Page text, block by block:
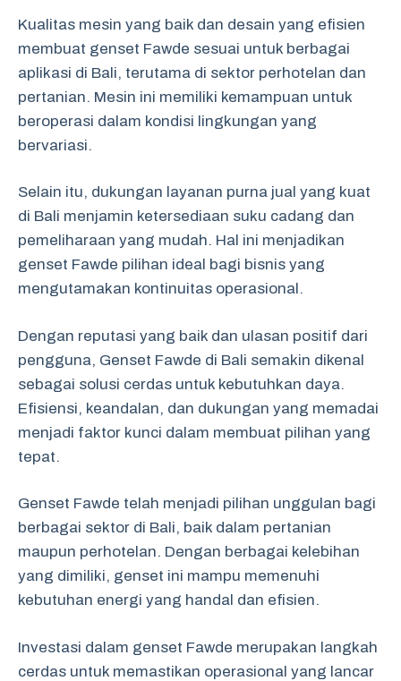
Kualitas mesin yang baik dan desain yang efisien
membuat genset Fawde sesuai untuk berbagai
aplikasi di Bali, terutama di sektor perhotelan dan
pertanian. Mesin ini memiliki kemampuan untuk
beroperasi dalam kondisi lingkungan yang
bervariasi.
Selain itu, dukungan layanan purna jual yang kuat
di Bali menjamin ketersediaan suku cadang dan
pemeliharaan yang mudah. Hal ini menjadikan
genset Fawde pilihan ideal bagi bisnis yang
mengutamakan kontinuitas operasional.
Dengan reputasi yang baik dan ulasan positif dari
pengguna, Genset Fawde di Bali semakin dikenal
sebagai solusi cerdas untuk kebutuhkan daya.
Efisiensi, keandalan, dan dukungan yang memadai
menjadi faktor kunci dalam membuat pilihan yang
tepat.
Genset Fawde telah menjadi pilihan unggulan bagi
berbagai sektor di Bali, baik dalam pertanian
maupun perhotelan. Dengan berbagai kelebihan
yang dimiliki, genset ini mampu memenuhi
kebutuhan energi yang handal dan efisien.
Investasi dalam genset Fawde merupakan langkah
cerdas untuk memastikan operasional yang lancar